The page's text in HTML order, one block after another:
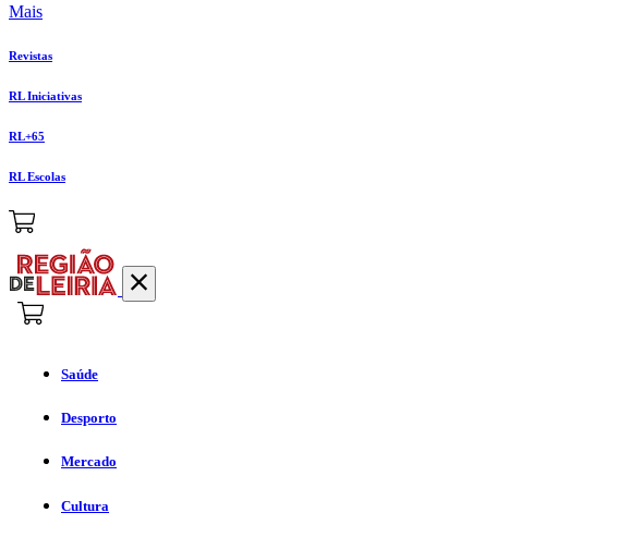
Mais
Revistas
RL Iniciativas
RL+65
RL Escolas
Saúde
Desporto
Mercado
Cultura